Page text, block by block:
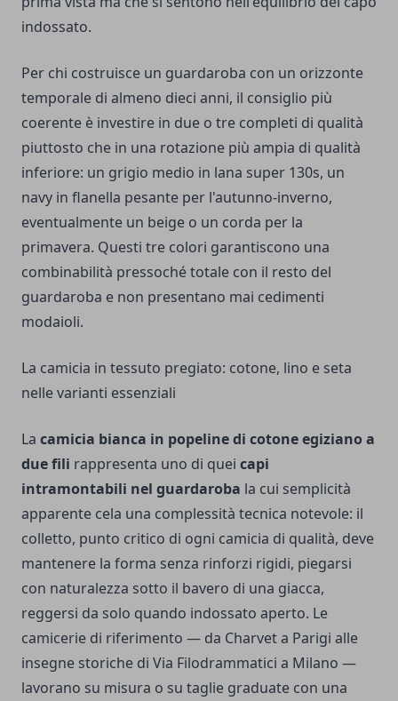
indossato.
Per chi costruisce un guardaroba con un orizzonte
temporale di almeno dieci anni, il consiglio più
coerente è investire in due o tre completi di qualità
piuttosto che in una rotazione più ampia di qualità
inferiore: un grigio medio in lana super 130s, un
navy in flanella pesante per l'autunno-inverno,
eventualmente un beige o un corda per la
primavera. Questi tre colori garantiscono una
combinabilità pressoché totale con il resto del
guardaroba e non presentano mai cedimenti
modaioli.
La camicia in tessuto pregiato: cotone, lino e seta
nelle varianti essenziali
La camicia bianca in popeline di cotone egiziano a
due fili rappresenta uno di quei capi
intramontabili nel guardaroba la cui semplicità
apparente cela una complessità tecnica notevole: il
colletto, punto critico di ogni camicia di qualità, deve
mantenere la forma senza rinforzi rigidi, piegarsi
con naturalezza sotto il bavero di una giacca,
reggersi da solo quando indossato aperto. Le
camicerie di riferimento — da Charvet a Parigi alle
insegne storiche di Via Filodrammatici a Milano —
lavorano su misura o su taglie graduate con una